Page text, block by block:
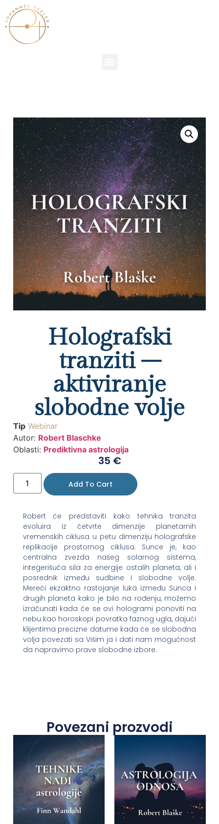
Holografski
tranziti –
aktiviranje
slobodne volje
Tip Webinar
Autor: Robert Blaschke
Oblasti: Prediktivna astrologija
35 €
Add To Cart
Robert će predstaviti kako tehnika tranzita
evoluira iz četvrte dimenzije planetarnih
vremenskih ciklusa u petu dimenziju holografske
replikacije prostornog ciklusa. Sunce je, kao
centralna zvezda našeg solarnog sistema,
integerišuća sila za energije ostalih planeta, ali i
posrednik između sudbine i slobodne volje.
Mereći ekzaktno rastojanje luka između Sunca i
drugih planeta kako je bilo na rođenju, možemo
izračunati kada će se ovi hologrami ponoviti na
nebu kao horoskopi povratka faznog ugla, dajući
klijentima precizne datume kada će se slobodna
volja povezati sa Višim ja i dati nam mogućnost
da napravimo prave slobodne izbore.
Povezani prozvodi